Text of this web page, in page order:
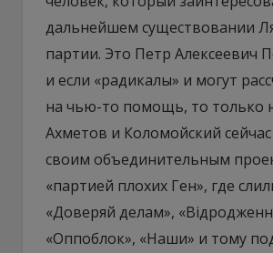
дальнейшем существовании
партии. Это Петр Алексеевич
и если «радикалы» и могут
на чью-то помощь, то только
Ахметов и Коломойский
своим объединительным
«партией плохих Ген», где
«Доверяй делам»,
«Оппоблок», «Наши» и тому